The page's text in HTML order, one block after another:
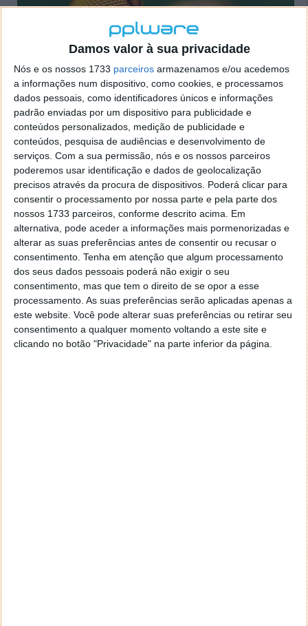
Damos valor à sua privacidade
Nós e os nossos 1733 parceiros armazenamos e/ou acedemos
a informações num dispositivo, como cookies, e processamos
dados pessoais, como identificadores únicos e informações
padrão enviadas por um dispositivo para publicidade e
conteúdos personalizados, medição de publicidade e
conteúdos, pesquisa de audiências e desenvolvimento de
serviços. Com a sua permissão, nós e os nossos parceiros
poderemos usar identificação e dados de geolocalização
precisos através da procura de dispositivos. Poderá clicar para
consentir o processamento por nossa parte e pela parte dos
nossos 1733 parceiros, conforme descrito acima. Em
alternativa, pode aceder a informações mais pormenorizadas e
alterar as suas preferências antes de consentir ou recusar o
consentimento. Tenha em atenção que algum processamento
dos seus dados pessoais poderá não exigir o seu
consentimento, mas que tem o direito de se opor a esse
processamento. As suas preferências serão aplicadas apenas a
este website. Você pode alterar suas preferências ou retirar seu
consentimento a qualquer momento voltando a este site e
clicando no botão "Privacidade" na parte inferior da página.
Lente Ocular Biónica promete visão
perfeita para sempre
Imagine que lhe dão a capacidade dos seus olhos
terem uma visão 3 vezes mais apurada que a
capacidade natural com que o ser humano é